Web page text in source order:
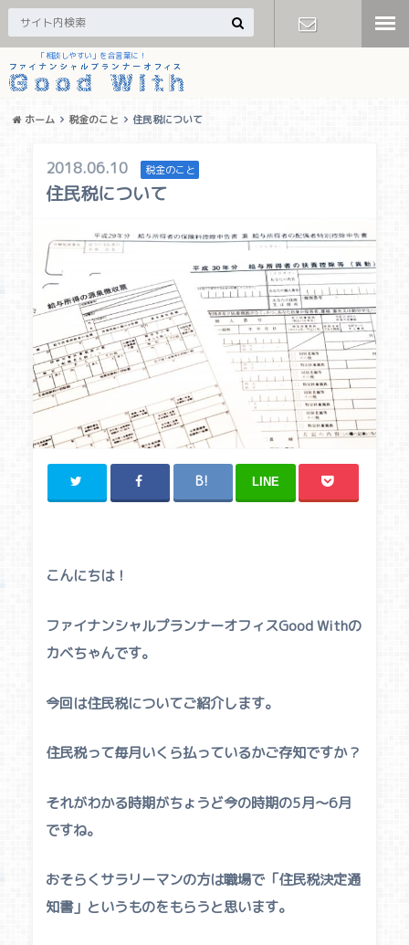
「相談しやすい」を合言葉に！
ホーム 税金のこと 住民税について
2018.06.10 税金のこと
住民税について
LINE
こんにちは！
ファイナンシャルプランナーオフィスGood Withの
カベちゃんです。
今回は住民税についてご紹介します。
住民税って毎月いくら払っているかご存知ですか？
それがわかる時期がちょうど今の時期の5月〜6月
ですね。
おそらくサラリーマンの方は職場で「住民税決定通
知書」というものをもらうと思います。